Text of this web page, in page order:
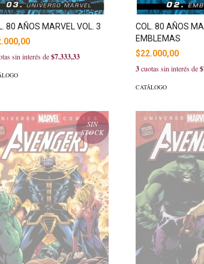
80 AÑOS MARVEL VOL. 3
sin interés de$7.333,33
COL. 80 AÑOS
EMBLEMAS
$22.000,00
3cuotas sin interés de
CATÁLOGO
SIN
STOCK